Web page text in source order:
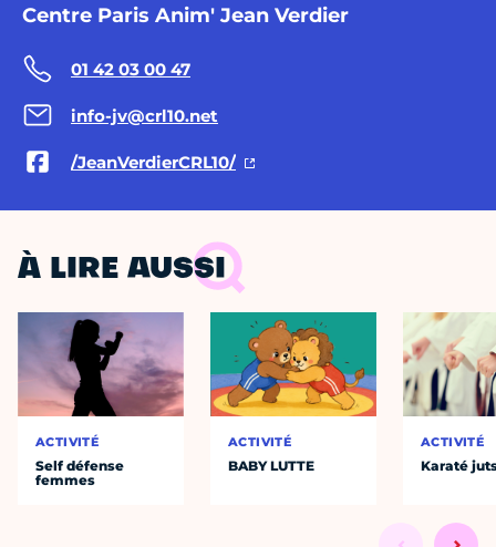
Centre Paris Anim' Jean Verdier
01 42 03 00 47
info-jv@crl10.net
/JeanVerdierCRL10/
À LIRE AUSSI
ACTIVITÉ
Self défense
femmes
ACTIVITÉ
BABY LUTTE
ACTIVITÉ
Karaté